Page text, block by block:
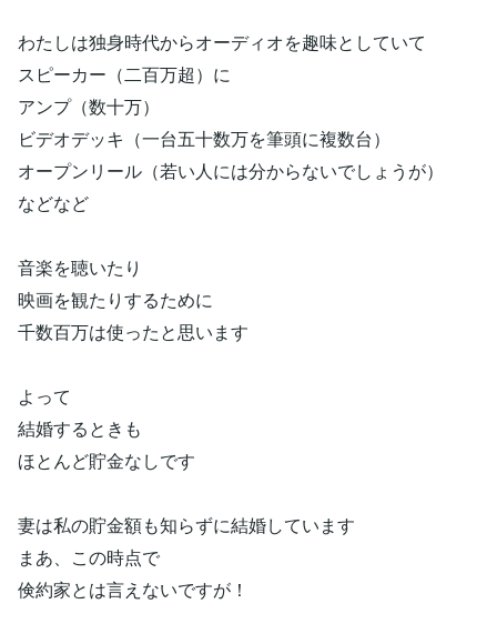
わたしは独身時代からオーディオを趣味としていて
スピーカー（二百万超）に
アンプ（数十万）
ビデオデッキ（一台五十数万を筆頭に複数台）
オープンリール（若い人には分からないでしょうが）
などなど
音楽を聴いたり
映画を観たりするために
千数百万は使ったと思います
よって
結婚するときも
ほとんど貯金なしです
妻は私の貯金額も知らずに結婚しています
まあ、この時点で
倹約家とは言えないですが！